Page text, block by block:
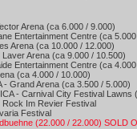
Arena (ca 6.000 / 9.000)
Entertainment Centre (ca
Arena (ca 10.000 / 12.000)
Arena (ca 9.000 / 10.500)
Entertainment Centre (ca
(ca 4.000 / 10.000)
- Grand Arena (ca 3.500 / 5.000)
- Carnival City Festival Lawns
Im Revier Festival
Festival
(22.000 / 22.000) SOLD